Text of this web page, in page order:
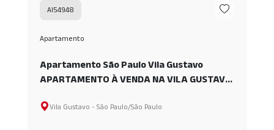
AI54948
Apartamento
Apartamento São Paulo Vila Gustavo
APARTAMENTO À VENDA NA VILA GUSTAVO
Vila Gustavo - São Paulo/São Paulo